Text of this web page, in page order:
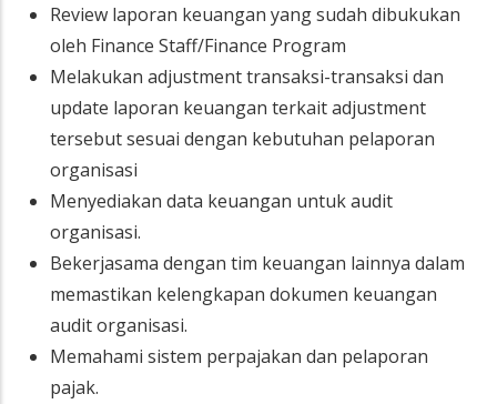
Review laporan keuangan yang sudah dibukukan
oleh Finance Staff/Finance Program
Melakukan adjustment transaksi-transaksi dan
update laporan keuangan terkait adjustment
tersebut sesuai dengan kebutuhan pelaporan
organisasi
Menyediakan data keuangan untuk audit
organisasi.
Bekerjasama dengan tim keuangan lainnya dalam
memastikan kelengkapan dokumen keuangan
audit organisasi.
Memahami sistem perpajakan dan pelaporan
pajak.